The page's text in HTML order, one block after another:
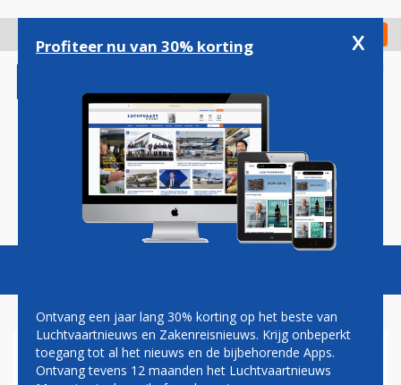
gaan
Check in
Magazine Podcasts Vacatures
PRIJSVECHTER POP ZIET
Profiteer nu van 30% korting x
Ontvang een jaar lang 30% korting op het beste van
Luchtvaartnieuws en Zakenreisnieuws. Krijg onbeperkt
toegang tot al het nieuws en de bijbehorende Apps.
Ontvang tevens 12 maanden het Luchtvaartnieuws